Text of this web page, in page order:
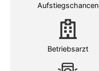
Aufstiegschancen
Betriebsarzt